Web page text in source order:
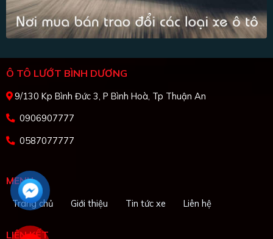
Ô TÔ LƯỚT BÌNH DƯƠNG
9/130 Kp Bình Đức 3, P Bình Hoà, Tp Thuận An
0906907777
0587077777
MENU
Trang chủ Giới thiệu Tin tức xe Liên hệ
LIÊN KẾT